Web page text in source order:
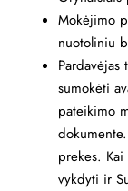
Mokėjimo
nuotoliniu
sumokėti
pateikimo
prekes. Kai
vykdyti ir